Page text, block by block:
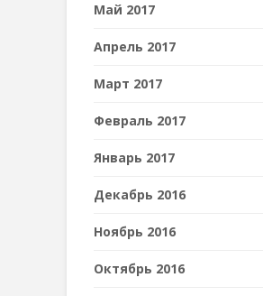
Май 2017
Апрель 2017
Март 2017
Февраль 2017
Январь 2017
Декабрь 2016
Ноябрь 2016
Октябрь 2016